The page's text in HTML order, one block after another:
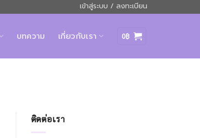
เข้าสู่ระบบ / ลงทะเบียน
บทความ เกี่ยวกับเรา 0฿
ติดต่อเรา